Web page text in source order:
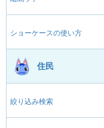
ショーケースの使い方
住民
絞り込み検索